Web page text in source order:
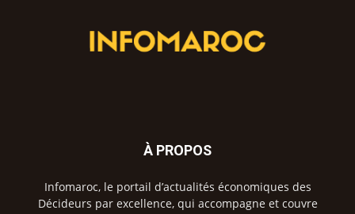
À PROPOS
Infomaroc, le portail d’actualités économiques des
Décideurs par excellence, qui accompagne et couvre